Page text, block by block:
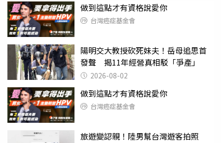
做到這點才有資格說愛你
台灣癌症基金會
陽明交大教授砍死妹夫！岳母追思首
發聲 揭11年經營真相駁「爭產」
2026-08-02
做到這點才有資格說愛你
台灣癌症基金會
旅遊變認親！陸男幫台灣遊客拍照